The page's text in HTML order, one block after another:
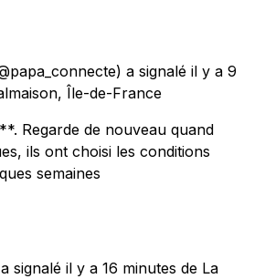
a signalé il y a 9
Île-de-France
Regarde de nouveau quand
ils ont choisi les conditions
semaines
signalé il y a 16 minutes de La